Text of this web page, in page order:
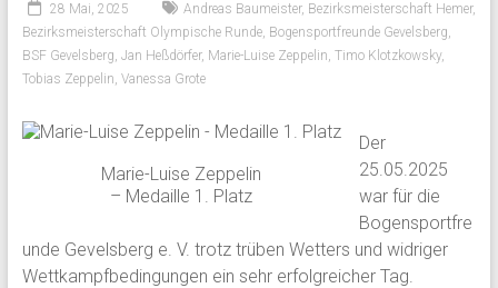
28 Mai, 2025 Andreas Baumeister, Bezirksmeisterschaft Hemer,
Bezirksmeisterschaft Olympische Runde, Bogensportfreunde Gevelsberg,
BSF Gevelsberg, Jan Heßdörfer, Marie-Luise Zeppelin, Timo Klotzkowsky,
Tobias Zeppelin, Vanessa Grote
Marie-Luise Zeppelin
– Medaille 1. Platz
Der
25.05.2025
war für die
Bogensportfre
unde Gevelsberg e. V. trotz trüben Wetters und widriger
Wettkampfbedingungen ein sehr erfolgreicher Tag.